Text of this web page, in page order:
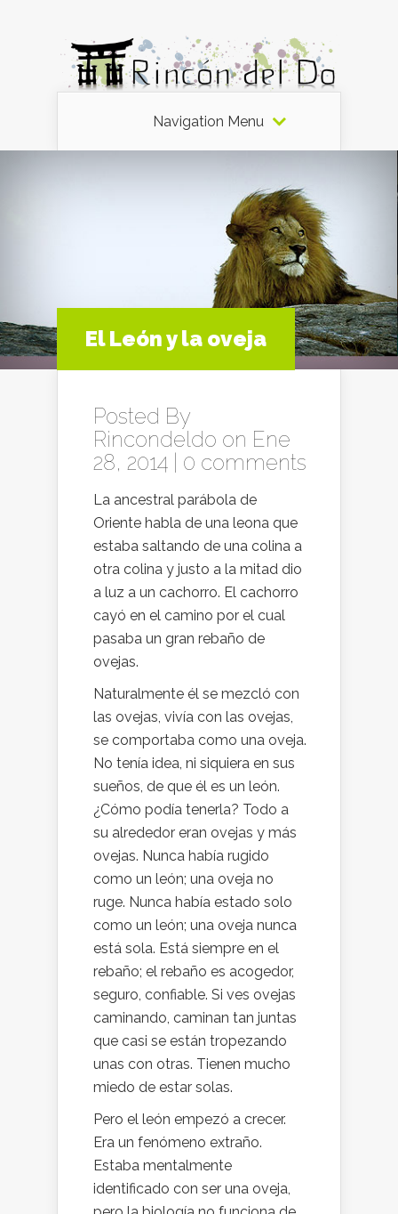
Navigation Menu
El León y la oveja
Posted By
Rincondeldo on Ene
28, 2014 | 0 comments
La ancestral parábola de
Oriente habla de una leona que
estaba saltando de una colina a
otra colina y justo a la mitad dio
a luz a un cachorro. El cachorro
cayó en el camino por el cual
pasaba un gran rebaño de
ovejas.
Naturalmente él se mezcló con
las ovejas, vivía con las ovejas,
se comportaba como una oveja.
No tenía idea, ni siquiera en sus
sueños, de que él es un león.
¿Cómo podía tenerla? Todo a
su alrededor eran ovejas y más
ovejas. Nunca había rugido
como un león; una oveja no
ruge. Nunca había estado solo
como un león; una oveja nunca
está sola. Está siempre en el
rebaño; el rebaño es acogedor,
seguro, confiable. Si ves ovejas
caminando, caminan tan juntas
que casi se están tropezando
unas con otras. Tienen mucho
miedo de estar solas.
Pero el león empezó a crecer.
Era un fenómeno extraño.
Estaba mentalmente
identificado con ser una oveja,